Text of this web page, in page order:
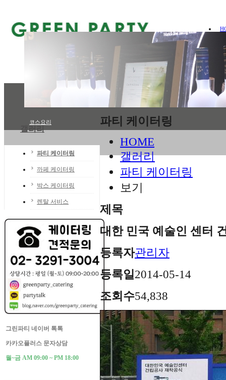
포트폴리오 STAFF 소개
케이터링 메뉴
에피타이저 샌드위치 메인 요리
코스요리
런치
도시락/런치박스 고메박스
파티 케이터링 까페 케이터링 박스 케이터링 렌탈 서비스
그린파티 소식
갤러리
파티 케이터링
까페 케이터링
박스 케이터링
렌탈 서비스
그린파티 네이버 톡톡
카카오플러스 문자상담
월~금 AM 09:00 ~ PM 18:00
파티 케이터링
HOME
갤러리
파티 케이터링
보기
제목
대한 민국 예술인 센터
등록자관리자
등록일2014-05-14
조회수54,838